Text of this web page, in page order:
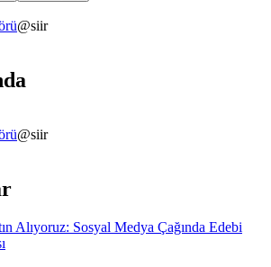
@siir
@siir
Alıyoruz: Sosyal Medya Çağında Edebi